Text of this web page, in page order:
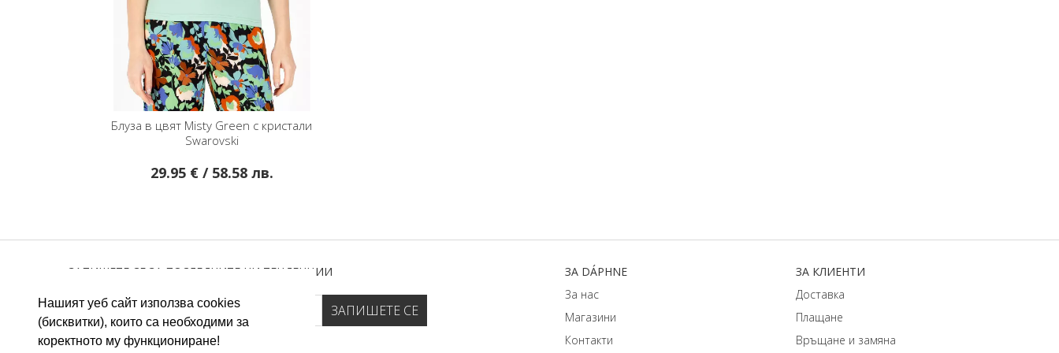
Нашият уеб сайт използва cookies
(бисквитки), които са необходими за
коректното му функциониране!
Блуза в цвят Misty Green с кристали
Swarovski
29.95 € / 58.58 лв.
ЗАПИШЕТЕ СЕ ЗА ПОСЛЕДНИТЕ НИ ТЕНДЕНЦИИ
ЗA DÁPHNЕ
За нас
Магазини
Контакти
ЗA КЛИЕНТИ
Доставка
Плащане
Връщане и замяна